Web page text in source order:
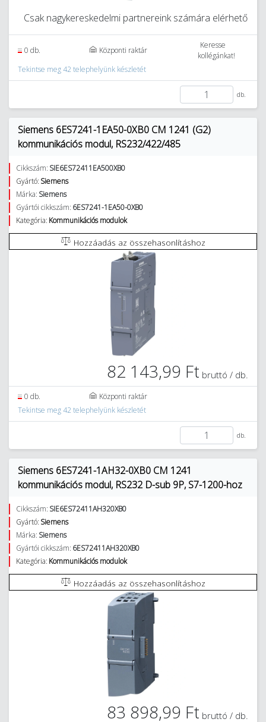
Csak nagykereskedelmi partnereink számára elérhető
0 db. Központi raktár
Keresse
kollégánkat!
Tekintse meg 42 telephelyünk készletét
db.
Siemens 6ES7241-1EA50-0XB0 CM 1241 (G2)
kommunikációs modul, RS232/422/485
Cikkszám: SIE6ES72411EA500XB0
Gyártó: Siemens
Márka: Siemens
Gyártói cikkszám: 6ES7241-1EA50-0XB0
Kategória: Kommunikációs modulok
Hozzáadás az összehasonlításhoz
82 143,99 Ft bruttó / db.
0 db.
Központi raktár
Tekintse meg 42 telephelyünk készletét
db.
Siemens 6ES7241-1AH32-0XB0 CM 1241
kommunikációs modul, RS232 D-sub 9P, S7-1200-hoz
Cikkszám: SIE6ES72411AH320XB0
Gyártó: Siemens
Márka: Siemens
Gyártói cikkszám: 6ES72411AH320XB0
Kategória: Kommunikációs modulok
Hozzáadás az összehasonlításhoz
83 898,99 Ft bruttó / db.